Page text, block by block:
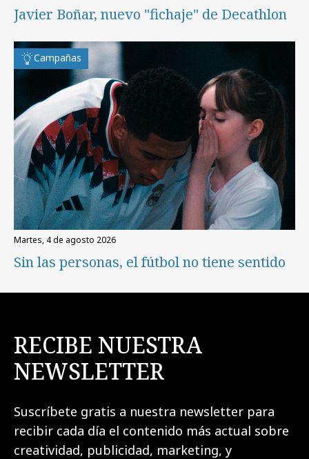
Javier Boñar, nuevo "fichaje" de Decathlon
Campañas
martes, 4 de agosto 2026
Sin las personas, el fútbol no tiene sentido
RECIBE NUESTRA
NEWSLETTER
Suscríbete gratis a nuestra newsletter para
recibir cada día el contenido más actual sobre
creatividad, publicidad, marketing, y